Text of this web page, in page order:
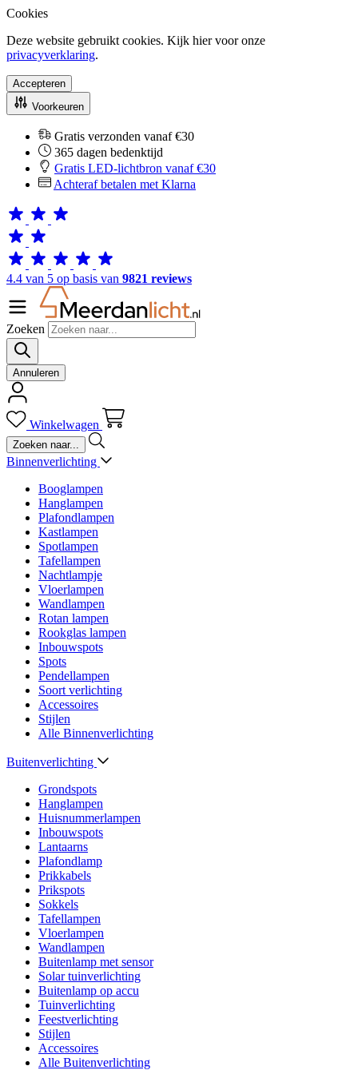
Cookies
Deze website gebruikt cookies. Kijk hier voor onze
privacyverklaring.
Accepteren
Voorkeuren
Gratis verzonden vanaf €30
365 dagen bedenktijd
Gratis LED-lichtbron vanaf €30
Achteraf betalen met Klarna
4.4 van 5 op basis van 9821 reviews
Zoeken
Annuleren
Winkelwagen
Binnenverlichting
Booglampen
Hanglampen
Plafondlampen
Kastlampen
Spotlampen
Tafellampen
Nachtlampje
Vloerlampen
Wandlampen
Rotan lampen
Rookglas lampen
Inbouwspots
Spots
Pendellampen
Soort verlichting
Accessoires
Stijlen
Alle Binnenverlichting
Buitenverlichting
Grondspots
Hanglampen
Huisnummerlampen
Inbouwspots
Lantaarns
Plafondlamp
Prikkabels
Prikspots
Sokkels
Tafellampen
Vloerlampen
Wandlampen
Buitenlamp met sensor
Solar tuinverlichting
Buitenlamp op accu
Tuinverlichting
Feestverlichting
Stijlen
Accessoires
Alle Buitenverlichting